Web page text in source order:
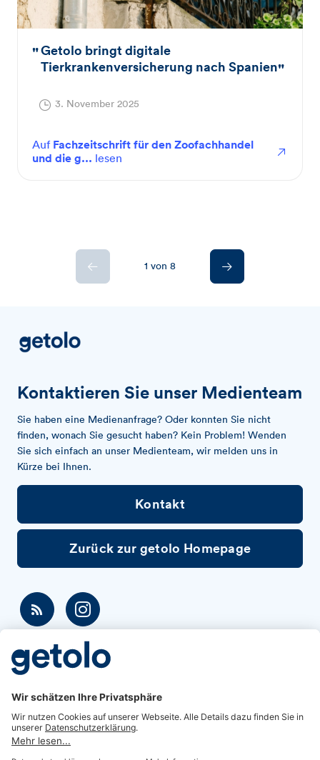
Getolo bringt digitale
Tierkrankenversicherung nach Spanien
3. November 2025
Auf Fachzeitschrift für den Zoofachhandel
und die g... lesen
1 von 8
Kontaktieren Sie unser Medienteam
Sie haben eine Medienanfrage? Oder konnten Sie nicht
finden, wonach Sie gesucht haben? Kein Problem! Wenden
Sie sich einfach an unser Medienteam, wir melden uns in
Kürze bei Ihnen.
Kontakt
Zurück zur getolo Homepage
Newsroom
News-Themen